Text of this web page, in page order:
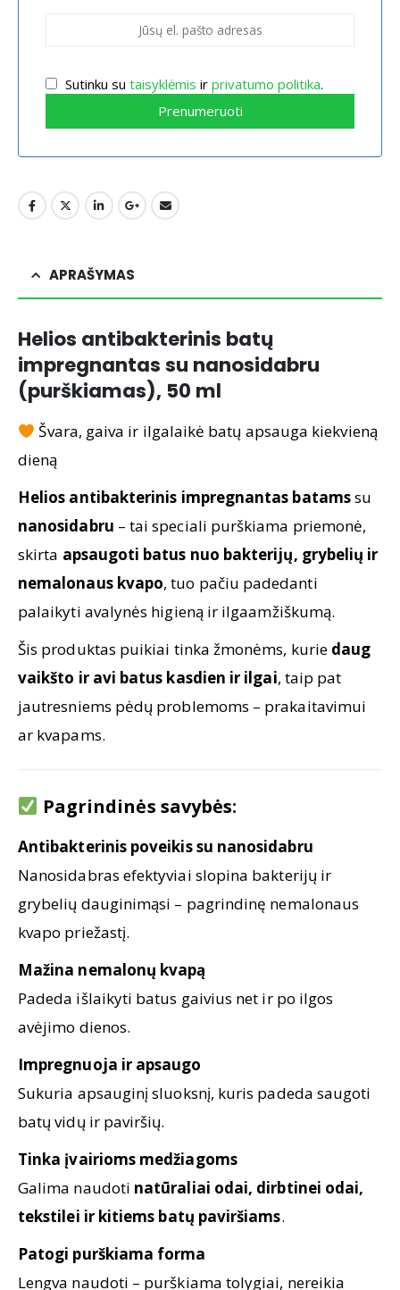
Sutinku su taisyk­lėmis ir privatumo politika.
Prenumeruoti
APRAŠYMAS
Helios antibakterinis batų
impregnantas su nanosidabru
(purškiamas), 50 ml
Švara, gaiva ir ilgalaikė batų apsauga kiekvieną
dieną
Helios antibakterinis impregnantas batamssu
nanosidabru – tai speciali purškiama priemonė,
skirta apsaugoti batus nuo bakterijų, grybelių ir
nemalonaus kvapo, tuo pačiu padedanti
palaikyti avalynės higieną ir ilgaamžiškumą.
Šis produktas puikiai tinka žmonėms, kurie daug
vaikšto ir avi batus kasdien ir ilgai, taip pat
jautresniems pėdų problemoms – prakaitavimui
ar kvapams.
Pagrindinės savybės:
Antibakterinis poveikis su nanosidabru
Nanosidabras efektyviai slopina bakterijų ir
grybelių dauginimąsi – pagrindinę nemalonaus
kvapo priežastį.
Mažina nemalonų kvapą
Padeda išlaikyti batus gaivius net ir po ilgos
avėjimo dienos.
Impregnuoja ir apsaugo
Sukuria apsauginį sluoksnį, kuris padeda saugoti
batų vidų ir paviršių.
Tinka įvairioms medžiagoms
Galima naudoti natūraliai odai, dirbtinei odai,
tekstilei ir kitiems batų paviršiams.
Patogi purškiama forma
Lengva naudoti – purškiama tolygiai, nereikia